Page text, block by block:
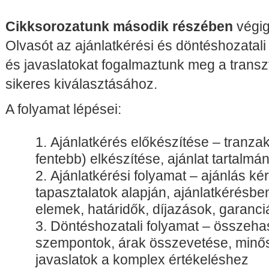
Cikksorozatunk második részében
Olvasót az ajánlatkérési és
és javaslatokat fogalmaztunk meg a
sikeres kiválasztásához.
A folyamat lépései:
Ajánlatkérés előkészítése –
fentebb) elkészítése, ajánlat
Ajánlatkérési folyamat – ajánlás
tapasztalatok alapján,
elemek, határidők, díjazások,
Döntéshozatali folyamat –
szempontok, árak összevetése,
javaslatok a komplex értékeléshez